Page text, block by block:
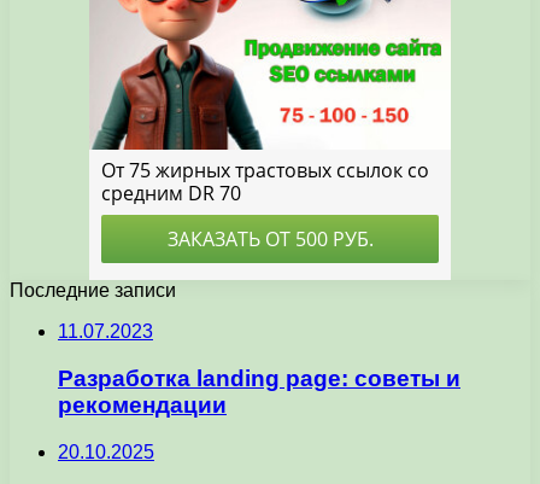
Последние записи
11.07.2023
Разработка landing page: советы и
рекомендации
20.10.2025